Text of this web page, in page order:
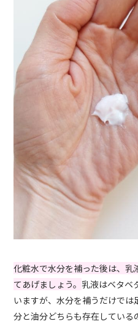
化粧水で水分を補った後は、
てあげましょう。乳液はベタベ
いますが、水分を補うだけで
分と油分どちらも存在してい